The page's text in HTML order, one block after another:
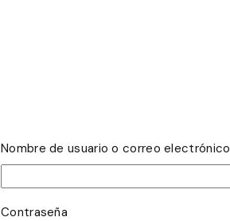
Nombre de usuario o correo electrónico
Contraseña